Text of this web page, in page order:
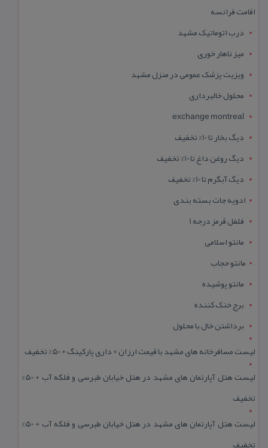
اقامت فرانسه
درب اتوماتیک مشهد
میز ناهار خوری
ویزیت پزشک عمومی در منزل مشهد
محلول خالبرداری
exchange montreal
دیگ بخار تا 10% تخفیف
دیگ روغن داغ تا 10% تخفیف
دیگ آبگرم تا 10% تخفیف
ادویه جات بسته بندی
فلفل قرمز درجه 1
مانتو اسلامی
مانتو حجاب
مانتو پوشیده
برج خنک کننده
برداشتن خال با محلول
لیست مسافرخانه های مشهد با قیمت ارزان + داری پارکینگ + 50% تخفیف
لیست هتل آپارتمان های مشهد در هتل خیابان طبرسی و فلکه آب + 50%
تخفیف
لیست هتل آپارتمان های مشهد در هتل خیابان طبرسی و فلکه آب + 50%
تخفیف